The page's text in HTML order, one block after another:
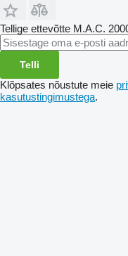
Tellige ettevõtte M.A.C.
Telli
Klõpsates nõustute meie
kasutustingimustega.